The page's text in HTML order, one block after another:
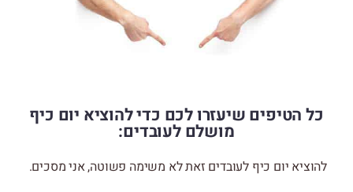
כל הטיפים שיעזרו לכם כדי להוציא יום כיף
מושלם לעובדים:
להוציא יום כיף לעובדים זאת לא משימה פשוטה, אני מסכים.